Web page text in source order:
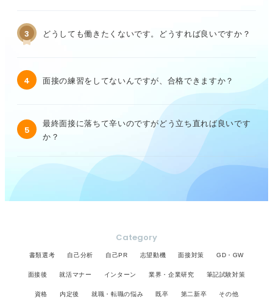
3 どうしても働きたくないです。どうすれば良いですか？
4 面接の練習をしてないんですが、合格できますか？
5
最終面接に落ちて辛いのですがどう立ち直れば良いです
か？
Category
書類選考 自己分析 自己PR 志望動機 面接対策 GD・GW
面接後 就活マナー インターン 業界・企業研究 筆記試験対策
資格 内定後 就職・転職の悩み 既卒 第二新卒 その他